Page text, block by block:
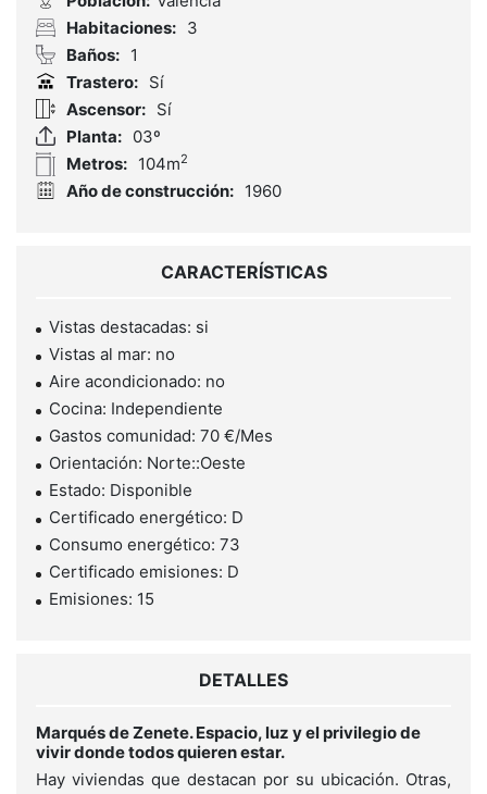
Habitaciones: 3
Baños: 1
Trastero: Sí
Ascensor: Sí
Planta: 03º
Metros: 104m2
Año de construcción: 1960
CARACTERÍSTICAS
Vistas destacadas: si
Vistas al mar: no
Aire acondicionado: no
Cocina: Independiente
Gastos comunidad: 70 €/Mes
Orientación: Norte::Oeste
Estado: Disponible
Certificado energético: D
Consumo energético: 73
Certificado emisiones: D
Emisiones: 15
DETALLES
Marqués de Zenete. Espacio, luz y el privilegio de
vivir donde todos quieren estar.
Hay viviendas que destacan por su ubicación. Otras,